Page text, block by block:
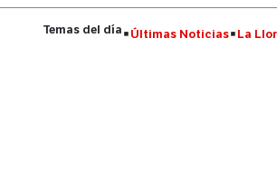
Últimas Noticias La